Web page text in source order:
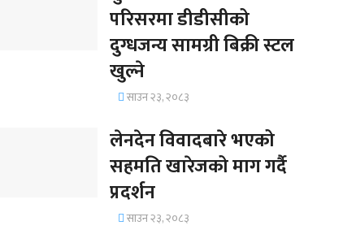
परिसरमा डीडीसीको
दुग्धजन्य सामग्री बिक्री स्टल
खुल्ने
साउन २३, २०८३
लेनदेन विवादबारे भएको
सहमति खारेजको माग गर्दै
प्रदर्शन
साउन २३, २०८३